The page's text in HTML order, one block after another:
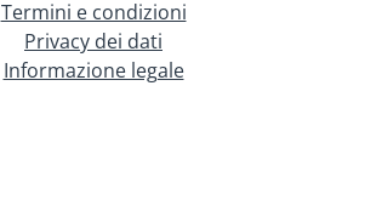
Termini e condizioni
Privacy dei dati
Informazione legale